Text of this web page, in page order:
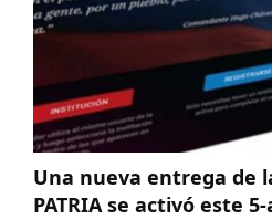
Una nueva entrega de
PATRIA se activó este